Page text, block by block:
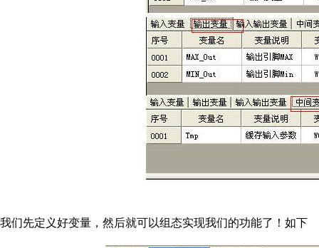
我们先定义好变量，然后就可以组态实现我们的功能了！如下